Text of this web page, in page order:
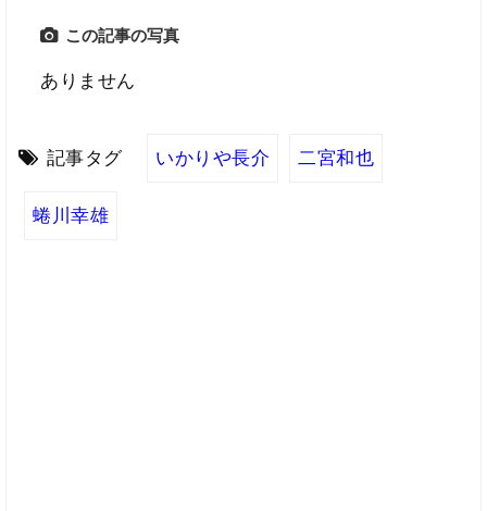
この記事の写真
ありません
記事タグ いかりや長介 二宮和也
蜷川幸雄